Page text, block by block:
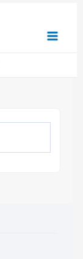
Menu